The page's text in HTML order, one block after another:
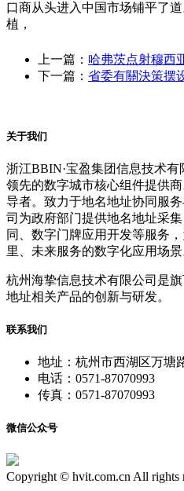
口商从头进入中国市场铺平了
植，
上一篇： 哈弗茨点射穆西
下一篇： 省委有關決策摆
关于我们
浙江BBIN·宝盈集团信息技术
领先的数字城市核心组件提供
导者。致力于地名地址协同服
司为政府部门提供地名地址采
同、数字门牌应用开发等服务
里、未来服务的数字化应用场景
杭州海挚信息技术有限公司是
地址相关产品的创新与研发。
联系我们
地址：杭州市西湖区万塘
电话：0571-87070993
传真：0571-87070993
微信公众号
Copyright © hvit.com.cn All rights